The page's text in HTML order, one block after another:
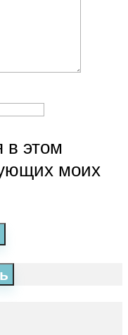
в этом
моих